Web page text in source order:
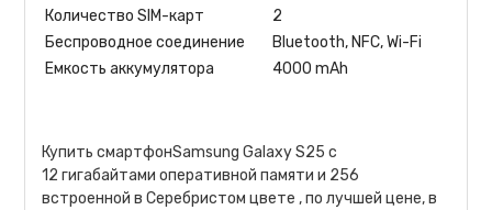
Количество SIM-карт
2
Беспроводное соединение
Bluetooth, NFC, Wi-Fi
Емкость аккумулятора
4000 mAh
Купить смартфонSamsung Galaxy S25 с
12 гигабайтами оперативной памяти и 256
встроенной в Серебристом цвете , по лучшей цене, в